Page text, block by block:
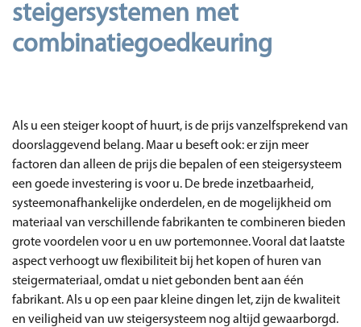
steigersystemen met
combinatiegoedkeuring
Als u een steiger koopt of huurt, is de prijs vanzelfsprekend van
doorslaggevend belang. Maar u beseft ook: er zijn meer
factoren dan alleen de prijs die bepalen of een steigersysteem
een goede investering is voor u. De brede inzetbaarheid,
systeemonafhankelijke onderdelen, en de mogelijkheid om
materiaal van verschillende fabrikanten te combineren bieden
grote voordelen voor u en uw portemonnee. Vooral dat laatste
aspect verhoogt uw flexibiliteit bij het kopen of huren van
steigermateriaal, omdat u niet gebonden bent aan één
fabrikant. Als u op een paar kleine dingen let, zijn de kwaliteit
en veiligheid van uw steigersysteem nog altijd gewaarborgd.